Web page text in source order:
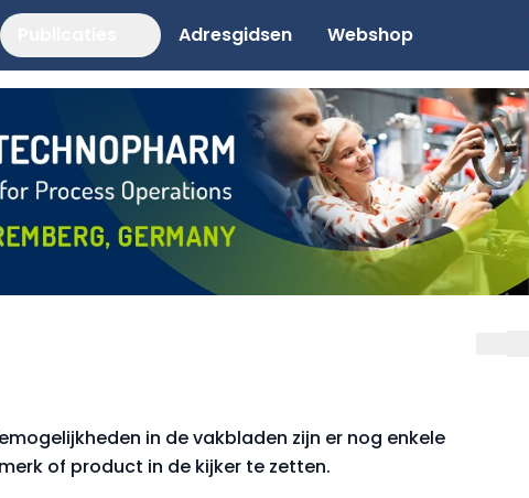
Adresgidsen Webshop
in de vakbladen zijn er nog enkele
of product in de kijker te zetten.